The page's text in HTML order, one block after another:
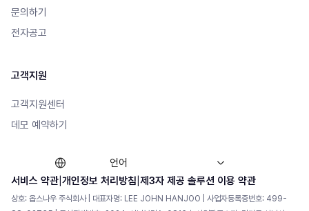
문의하기
전자공고
고객지원
고객지원센터
데모 예약하기
언어
서비스 약관|개인정보 처리방침|제3자 제공 솔루션 이용 약관
상호: 옵스나우 주식회사 | 대표자명: LEE JOHN HANJOO | 사업자등록증번호: 499-